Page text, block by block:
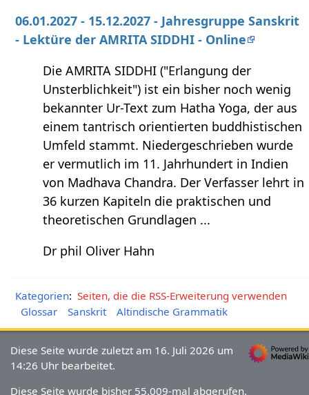
06.01.2027 - 15.12.2027 - Jahresgruppe Sanskrit
- Lektüre der AMRITA SIDDHI - Online
Die AMRITA SIDDHI ("Erlangung der
Unsterblichkeit") ist ein bisher noch wenig
bekannter Ur-Text zum Hatha Yoga, der aus
einem tantrisch orientierten buddhistischen
Umfeld stammt. Niedergeschrieben wurde
er vermutlich im 11. Jahrhundert in Indien
von Madhava Chandra. Der Verfasser lehrt in
36 kurzen Kapiteln die praktischen und
theoretischen Grundlagen ...
Dr phil Oliver Hahn
Kategorien: Seiten, die die RSS-Erweiterung verwenden
Glossar
Sanskrit Altindische Grammatik
Diese Seite wurde zuletzt am 16. Juli 2026 um
14:26 Uhr bearbeitet.
Diese Seite wurde bisher 55.009-mal abgerufen.